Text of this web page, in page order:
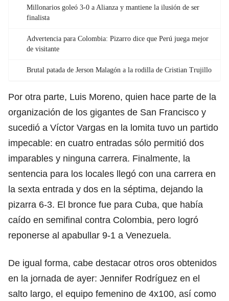
Millonarios goleó 3-0 a Alianza y mantiene la ilusión de ser
finalista
Advertencia para Colombia: Pizarro dice que Perú juega mejor
de visitante
Brutal patada de Jerson Malagón a la rodilla de Cristian Trujillo
Por otra parte, Luis Moreno, quien hace parte de la
organización de los gigantes de San Francisco y
sucedió a Víctor Vargas en la lomita tuvo un partido
impecable: en cuatro entradas sólo permitió dos
imparables y ninguna carrera. Finalmente, la
sentencia para los locales llegó con una carrera en
la sexta entrada y dos en la séptima, dejando la
pizarra 6-3. El bronce fue para Cuba, que había
caído en semifinal contra Colombia, pero logró
reponerse al apabullar 9-1 a Venezuela.
De igual forma, cabe destacar otros oros obtenidos
en la jornada de ayer: Jennifer Rodríguez en el
salto largo, el equipo femenino de 4x100, así como